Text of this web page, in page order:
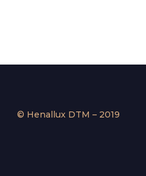
© Henallux DTM – 2019